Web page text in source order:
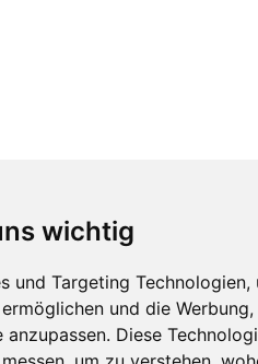
wichtig
und Targeting Technologien,
und die
Diese